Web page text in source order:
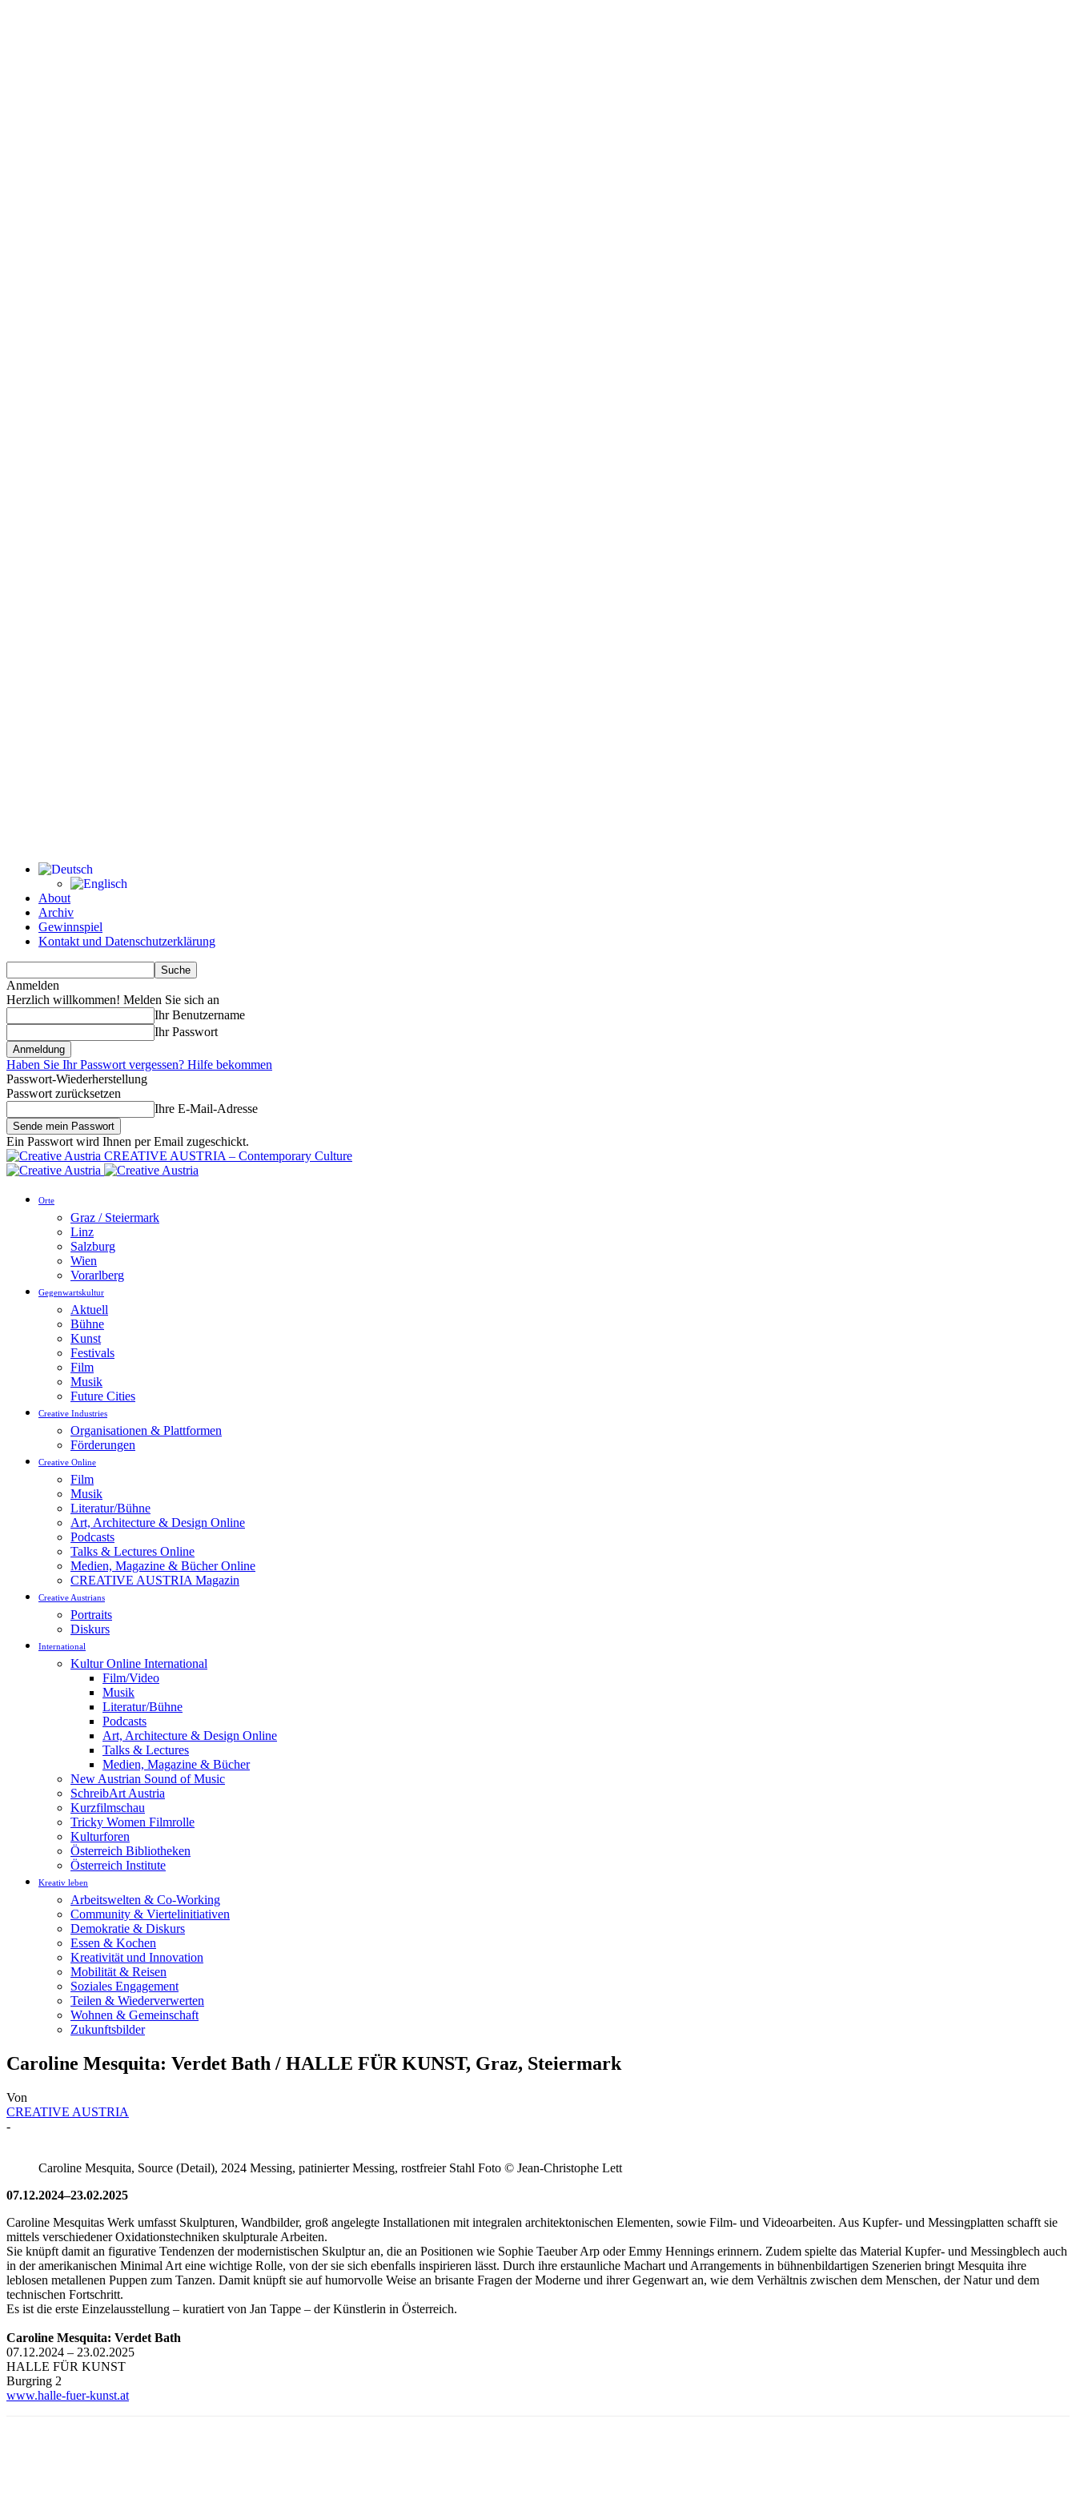
About
Archiv
Gewinnspiel
Kontakt und Datenschutzerklärung
Anmelden
Herzlich willkommen! Melden Sie sich an
Ihr Benutzername
Ihr Passwort
Haben Sie Ihr Passwort vergessen? Hilfe bekommen
Passwort-Wiederherstellung
Passwort zurücksetzen
Ihre E-Mail-Adresse
Ein Passwort wird Ihnen per Email zugeschickt.
CREATIVE AUSTRIA – Contemporary Culture
Orte
Graz / Steiermark
Linz
Salzburg
Wien
Vorarlberg
Gegenwartskultur
Aktuell
Bühne
Kunst
Festivals
Film
Musik
Future Cities
Creative Industries
Organisationen & Plattformen
Förderungen
Creative Online
Film
Musik
Literatur/Bühne
Art, Architecture & Design Online
Podcasts
Talks & Lectures Online
Medien, Magazine & Bücher Online
CREATIVE AUSTRIA Magazin
Creative Austrians
Portraits
Diskurs
International
Kultur Online International
Film/Video
Musik
Literatur/Bühne
Podcasts
Art, Architecture & Design Online
Talks & Lectures
Medien, Magazine & Bücher
New Austrian Sound of Music
SchreibArt Austria
Kurzfilmschau
Tricky Women Filmrolle
Kulturforen
Österreich Bibliotheken
Österreich Institute
Kreativ leben
Arbeitswelten & Co-Working
Community & Viertelinitiativen
Demokratie & Diskurs
Essen & Kochen
Kreativität und Innovation
Mobilität & Reisen
Soziales Engagement
Teilen & Wiederverwerten
Wohnen & Gemeinschaft
Zukunftsbilder
Caroline Mesquita: Verdet Bath / HALLE FÜR KUNST, Graz, Steiermark
Von
CREATIVE AUSTRIA
-
Caroline Mesquita, Source (Detail), 2024 Messing, patinierter Messing, rostfreier Stahl Foto © Jean-Christophe Lett
07.12.2024–23.02.2025
Caroline Mesquitas Werk umfasst Skulpturen, Wandbilder, groß angelegte Installationen mit integralen architektonischen Elementen, sowie Film- und Videoarbeiten. Aus Kupfer- und Messingplatten schafft sie
mittels verschiedener Oxidationstechniken skulpturale Arbeiten.
Sie knüpft damit an figurative Tendenzen der modernistischen Skulptur an, die an Positionen wie Sophie Taeuber Arp oder Emmy Hennings erinnern. Zudem spielte das Material Kupfer- und Messingblech auch
in der amerikanischen Minimal Art eine wichtige Rolle, von der sie sich ebenfalls inspirieren lässt. Durch ihre erstaunliche Machart und Arrangements in bühnenbildartigen Szenerien bringt Mesquita ihre
leblosen metallenen Puppen zum Tanzen. Damit knüpft sie auf humorvolle Weise an brisante Fragen der Moderne und ihrer Gegenwart an, wie dem Verhältnis zwischen dem Menschen, der Natur und dem
technischen Fortschritt.
Es ist die erste Einzelausstellung – kuratiert von Jan Tappe – der Künstlerin in Österreich.
Caroline Mesquita: Verdet Bath
07.12.2024 – 23.02.2025
HALLE FÜR KUNST
Burgring 2
www.halle-fuer-kunst.at